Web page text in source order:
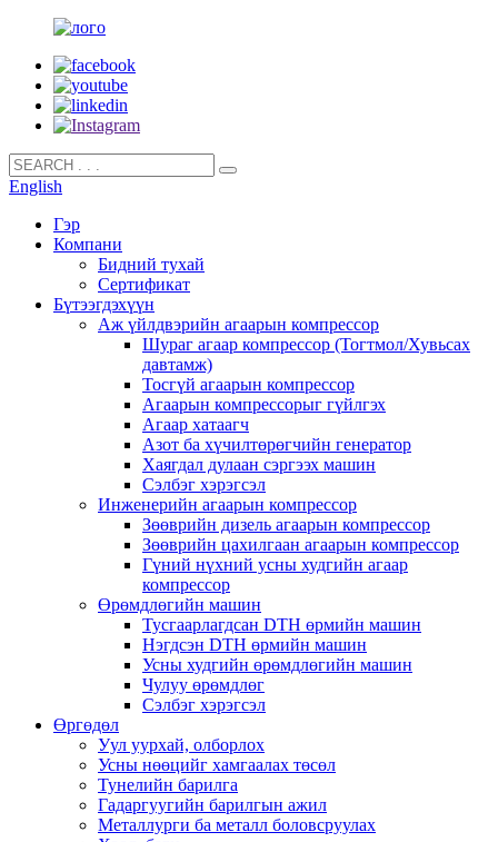
English
Гэр
Компани
Бидний тухай
Сертификат
Бүтээгдэхүүн
Аж үйлдвэрийн агаарын компрессор
Шураг агаар компрессор (Тогтмол/Хувьсах
давтамж)
Тосгүй агаарын компрессор
Агаарын компрессорыг гүйлгэх
Агаар хатаагч
Азот ба хүчилтөрөгчийн генератор
Хаягдал дулаан сэргээх машин
Сэлбэг хэрэгсэл
Инженерийн агаарын компрессор
Зөөврийн дизель агаарын компрессор
Зөөврийн цахилгаан агаарын компрессор
Гүний нүхний усны худгийн агаар
компрессор
Өрөмдлөгийн машин
Тусгаарлагдсан DTH өрмийн машин
Нэгдсэн DTH өрмийн машин
Усны худгийн өрөмдлөгийн машин
Чулуу өрөмдлөг
Сэлбэг хэрэгсэл
Өргөдөл
Уул уурхай, олборлох
Усны нөөцийг хамгаалах төсөл
Тунелийн барилга
Гадаргуугийн барилгын ажил
Металлурги ба металл боловсруулах